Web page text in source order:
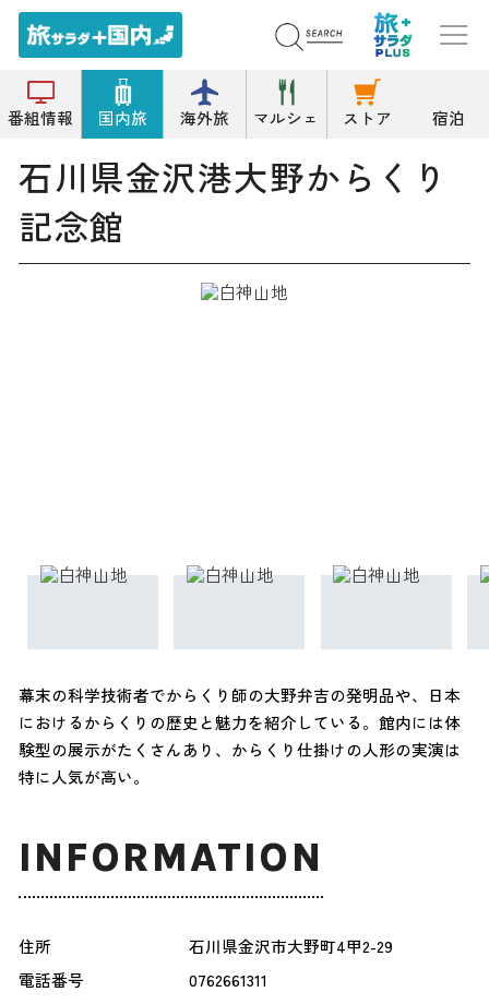
番組情報 国内旅 海外旅 マルシェ ストア 宿泊
トップ 記念館 石川県金沢港大野からくり記念館
石川県金沢港大野からくり
記念館
幕末の科学技術者でからくり師の大野弁吉の発明品や、日本
におけるからくりの歴史と魅力を紹介している。館内には体
験型の展示がたくさんあり、からくり仕掛けの人形の実演は
特に人気が高い。
INFORMATION
住所
石川県金沢市大野町4甲2-29
電話番号
0762661311